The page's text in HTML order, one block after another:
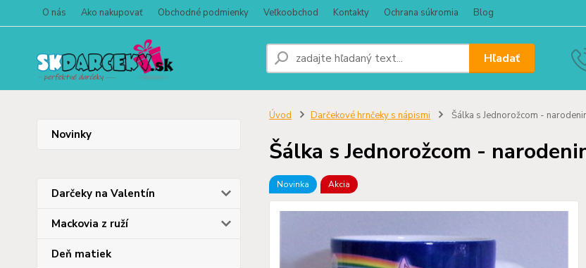
O nás Ako nakupovať Obchodné podmienky Veľkoobchod Kontakty Ochrana súkromia Blog
Hľadať
Novinky
Darčeky na Valentín
Mackovia z ruží
Deň matiek
Úvod Darčekové hrnčeky s nápismi Šálka s Jednorožcom -
Šálka s Jednorožcom -
Novinka Akcia